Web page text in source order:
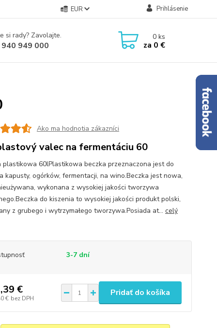
EUR Prihlásenie
si rady? Zavolajte.
949 000
0ks
za 0 €
Ako ma hodnotia zákazníci
valec na fermentáciu 60
plastikowa 60lPlastikowa beczka przeznaczona jest do
kapusty, ogórków, fermentacji, na wino.Beczka jest nowa,
wykonana z wysokiej jakości tworzywa
do kiszenia to wysokiej jakości produkt polski,
z grubego i wytrzymałego tworzywa.Posiada at... celý
3-7 dní
€
€ bez DPH
Pridať do košíka